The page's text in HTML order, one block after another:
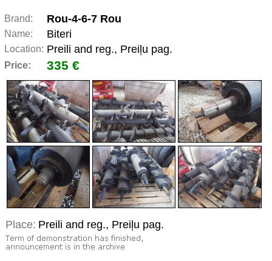
Brand: Rou-4-6-7 Rou
Name: Biteri
Location: Preili and reg., Preiļu pag.
Price: 335 €
Place: Preili and reg., Preiļu pag.